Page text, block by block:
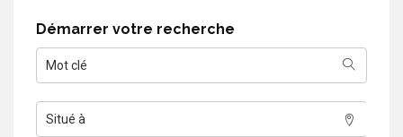
Démarrer votre recherche